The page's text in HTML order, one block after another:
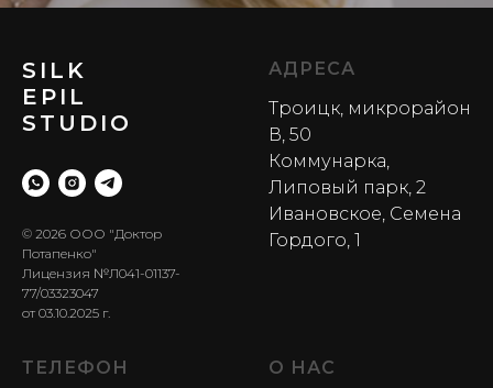
SILK
EPIL
STUDIO
© 2026 ООО "Доктор
Потапенко"
Лицензия №Л041-01137-
77/03323047
от 03.10.2025 г.
АДРЕСА
Троицк, микрорайон
В, 50
Коммунарка,
Липовый парк, 2
Ивановское, Семена
Гордого, 1
ТЕЛЕФОН О НАС